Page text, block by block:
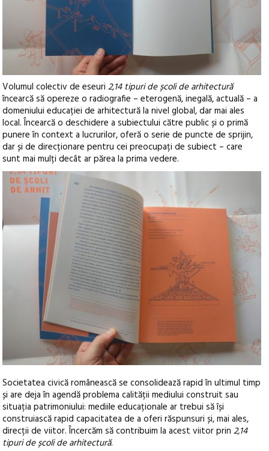
Volumul colectiv de eseuri2,14 tipuri de școli de arhitectură
încearcă să opereze o radiografie – eterogenă, inegală, actuală – a
domeniului educației de arhitectură la nivel global, dar mai ales
local. Încearcă o deschidere a subiectului către public și o primă
punere în context a lucrurilor, oferă o serie de puncte de sprijin,
dar și de direcționare pentru cei preocupați de subiect – care
sunt mai mulți decât ar părea la prima vedere.
Societatea civică românească se consolidează rapid în ultimul timp
și are deja în agendă problema calității mediului construit sau
situația patrimoniului: mediile educaționale ar trebui să își
construiască rapid capacitatea de a oferi răspunsuri și, mai ales,
direcții de viitor. Încercăm să contribuim la acest viitor prin2,14
tipuri de școli de arhitectură.